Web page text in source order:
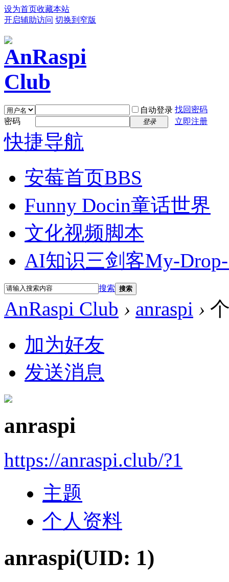
设为首页收藏本站
开启辅助访问 切换到窄版
自动登录 找回密码
密码
登录 立即注册
快捷导航
安莓首页BBS
Funny Docin童话世界
文化视频脚本
AI知识三剑客My-
搜索 搜索
AnRaspi Club › anraspi ›
加为好友
发送消息
anraspi
https://anraspi.club/?1
主题
个人资料
anraspi(UID: 1)